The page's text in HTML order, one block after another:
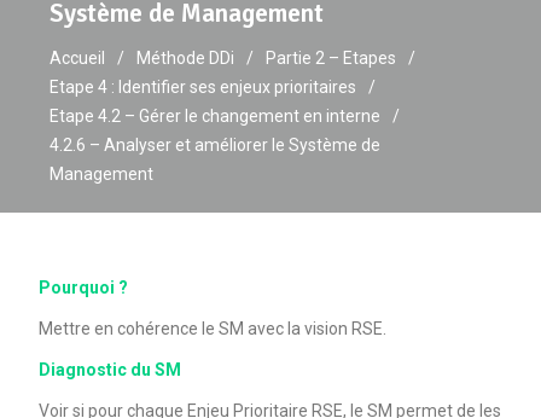
Système de Management
Accueil Méthode DDi
Partie 2 – Etapes
Etape 4 : Identifier ses enjeux prioritaires
Etape 4.2 – Gérer le changement en interne
4.2.6 – Analyser et améliorer le Système de
Management
Pourquoi ?
Mettre en cohérence le SM avec la vision RSE.
Diagnostic du SM
Voir si pour chaque Enjeu Prioritaire RSE, le SM permet de les